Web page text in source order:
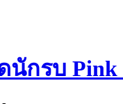
กรบ